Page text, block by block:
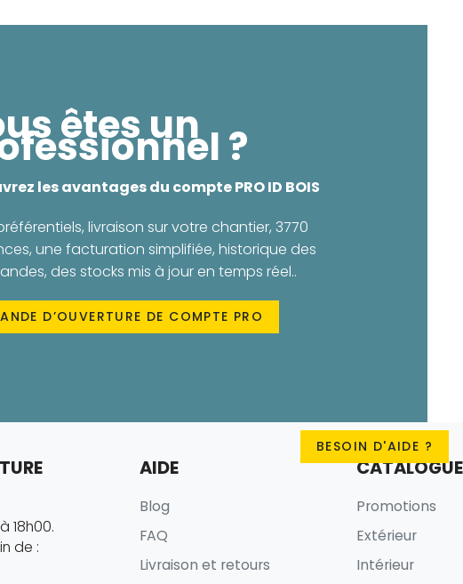
BESOIN D'AIDE ?
êtes un ?
les avantages du compte PRO ID BOIS
livraison sur votre chantier, 3770
une facturation simplifiée, historique des
des stocks mis à jour en temps réel..
D’OUVERTURE DE COMPTE PRO
18h00.
de :
AIDE
Blog
FAQ
Livraison et retours
CATALOGUE
Promotions
Extérieur
Intérieur